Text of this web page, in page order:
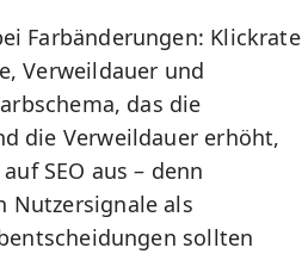
Farbänderungen: Klickrate
Verweildauer und
das die
die Verweildauer erhöht,
auf SEO aus – denn
Nutzersignale als
sollten